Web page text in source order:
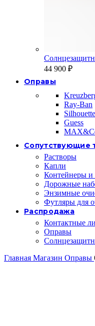
44 900 ₽
Оправы
Ray-Ban
Silhouette
Guess
Сопутствующие
Растворы
Капли
Контейнеры
Дорожные
Энзимные
Футляры для
Распродажа
Контактные
Оправы
Главная Магазин Оправы